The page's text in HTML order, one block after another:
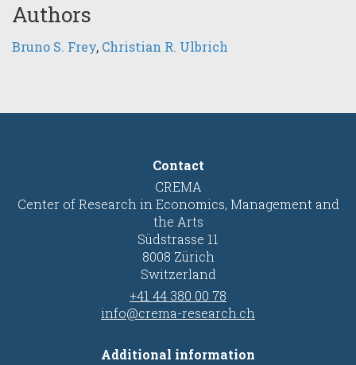
Authors
Bruno S. Frey, Christian R. Ulbrich
Contact
CREMA
Center of Research in Economics, Management and
the Arts
Südstrasse 11
8008 Zürich
Switzerland
+41 44 380 00 78
info@crema-research.ch
Additional information